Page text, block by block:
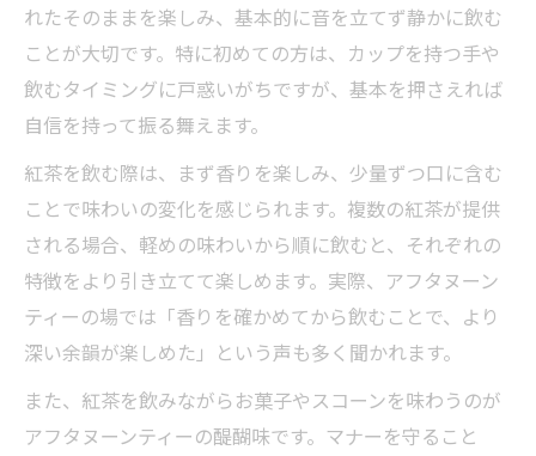
れたそのままを楽しみ、基本的に音を立てず静かに飲む
ことが大切です。特に初めての方は、カップを持つ手や
飲むタイミングに戸惑いがちですが、基本を押さえれば
自信を持って振る舞えます。
紅茶を飲む際は、まず香りを楽しみ、少量ずつ口に含む
ことで味わいの変化を感じられます。複数の紅茶が提供
される場合、軽めの味わいから順に飲むと、それぞれの
特徴をより引き立てて楽しめます。実際、アフタヌーン
ティーの場では「香りを確かめてから飲むことで、より
深い余韻が楽しめた」という声も多く聞かれます。
また、紅茶を飲みながらお菓子やスコーンを味わうのが
アフタヌーンティーの醍醐味です。マナーを守ること